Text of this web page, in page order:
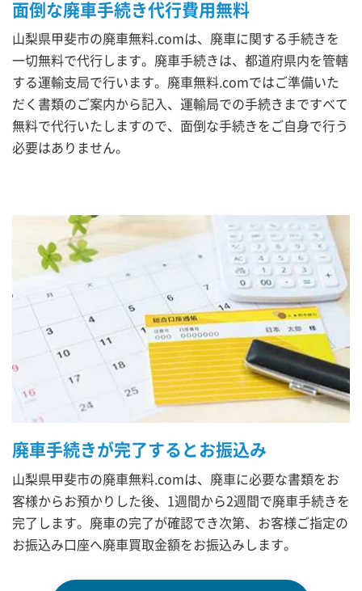
面倒な廃車手続き代行費用無料
山梨県甲斐市の廃車無料.comは、廃車に関する手続きを
一切無料で代行します。廃車手続きは、都道府県内を管轄
する運輸支局で行います。廃車無料.comではご準備いた
だく書類のご案内から記入、運輸局での手続きまですべて
無料で代行いたしますので、面倒な手続きをご自身で行う
必要はありません。
廃車手続きが完了するとお振込み
山梨県甲斐市の廃車無料.comは、廃車に必要な書類をお
客様からお預かりした後、1週間から2週間で廃車手続きを
完了します。廃車の完了が確認でき次第、お客様ご指定の
お振込み口座へ廃車買取金額をお振込みします。